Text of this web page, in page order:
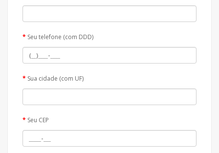
Seu telefone (com DDD)
Sua cidade (com UF)
Seu CEP